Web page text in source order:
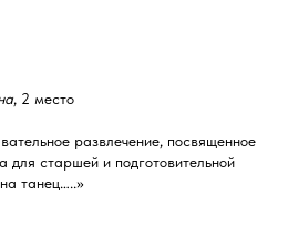
, 2 место
развлечение, посвященное
старшей и подготовительной
танец…..»